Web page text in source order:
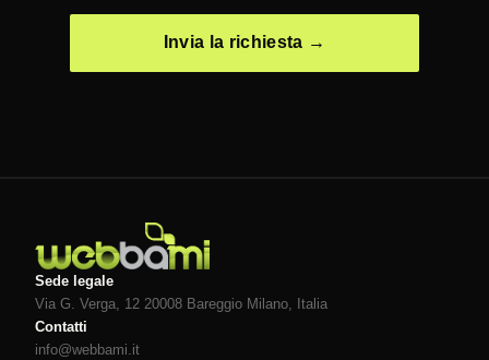
Sede legale
Via G. Verga, 12 20008 Bareggio Milano, Italia
Contatti
info@webbami.it